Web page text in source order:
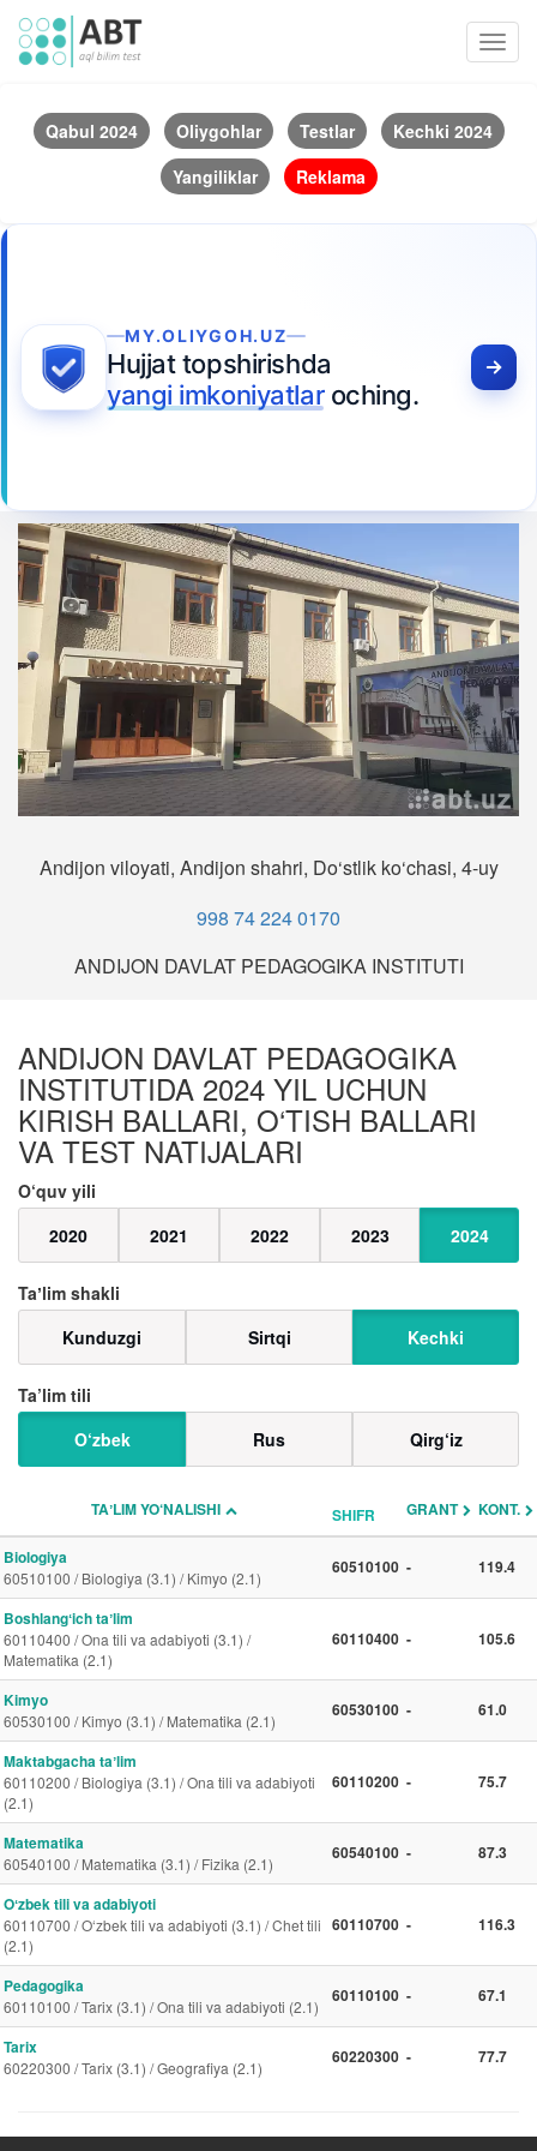
Qabul 2024 Oliygohlar Testlar
Kechki 2024
Yangiliklar
Reklama
MY.OLIYGOH.UZ
Hujjat topshirishda
yangi imkoniyatlaroching.
Andijon viloyati, Andijon shahri, Do‘stlik ko‘chasi, 4-uy
998 74 224 0170
ANDIJON DAVLAT PEDAGOGIKA INSTITUTI
ANDIJON DAVLAT PEDAGOGIKA
INSTITUTIDA 2024 YIL UCHUN
KIRISH BALLARI, O‘TISH BALLARI
VA TEST NATIJALARI
O‘quv yili
2020
2021 2022 2023 2024
Taʼlim shakli
Kunduzgi
Sirtqi Kechki
Ta’lim tili
O‘zbek
Rus Qirg‘iz
TAʼLIM YO‘NALISHI SHIFR GRANT KONT.
Biologiya
60510100 / Biologiya (3.1) / Kimyo (2.1)
60510100 - 119.4
Boshlangʻich taʼlim
60110400 / Ona tili va adabiyoti (3.1) /
Matematika (2.1)
60110400 - 105.6
Kimyo
60530100 / Kimyo (3.1) / Matematika (2.1)
60530100 - 61.0
Maktabgacha taʼlim
60110200 / Biologiya (3.1) / Ona tili va adabiyoti
(2.1)
60110200 - 75.7
Matematika
60540100 / Matematika (3.1) / Fizika (2.1)
60540100 - 87.3
Oʻzbek tili va adabiyoti
60110700 / O‘zbek tili va adabiyoti (3.1) / Chet tili
(2.1)
60110700 - 116.3
Pedagogika
60110100 / Tarix (3.1) / Ona tili va adabiyoti (2.1)
60110100 - 67.1
Tarix
60220300 / Tarix (3.1) / Geografiya (2.1)
60220300 - 77.7